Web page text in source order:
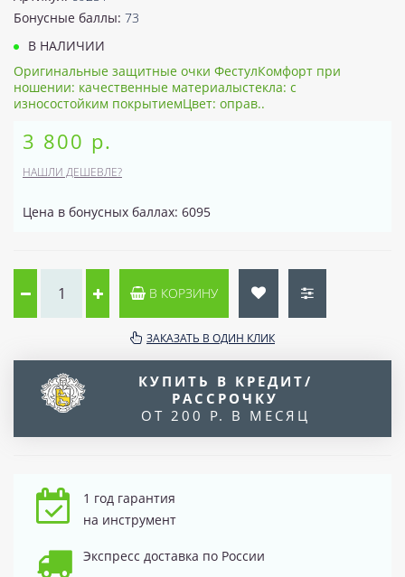
Бонусные баллы: 73
В НАЛИЧИИ
Оригинальные защитные очки ФестулКомфорт при
ношении: качественные материалыстекла: с
износостойким покрытиемЦвет: оправ..
3 800 р.
НАШЛИ ДЕШЕВЛЕ?
Цена в бонусных баллах: 6095
В КОРЗИНУ
ЗАКАЗАТЬ В ОДИН КЛИК
КУПИТЬ В КРЕДИТ/
РАССРОЧКУ
ОТ 200 Р. В МЕСЯЦ
1 год гарантия
на инструмент
Экспресс доставка по России